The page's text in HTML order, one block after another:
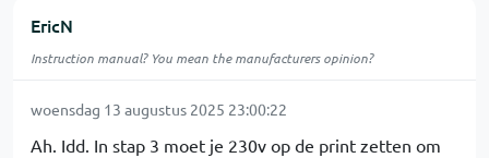
EricN
Instruction manual? You mean the manufacturers opinion?
woensdag 13 augustus 2025 23:00:22
Ah. Idd. In stap 3 moet je 230v op de print zetten om